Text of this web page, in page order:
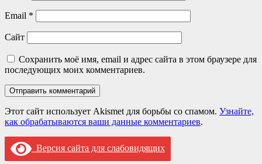
Email *
Сайт
Сохранить моё имя, email и адрес сайта в этом браузере для
последующих моих комментариев.
Этот сайт использует Akismet для борьбы со спамом. Узнайте,
как обрабатываются ваши данные комментариев.
Версия сайта для слабовидящих